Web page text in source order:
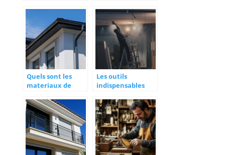
principal de sa
maison ?
Quels sont les
materiaux de
Les outils
indispensables
travaux